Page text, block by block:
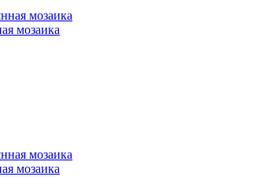
мозаика
мозаика